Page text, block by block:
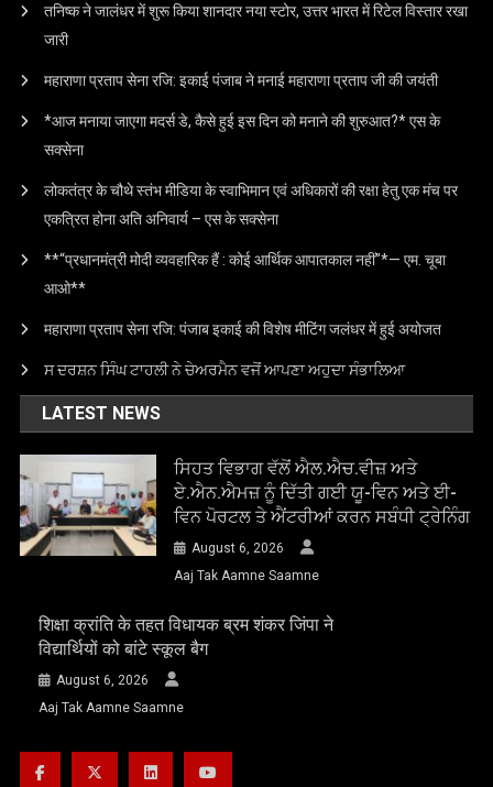
तनिष्क ने जालंधर में शुरू किया शानदार नया स्टोर, उत्तर भारत में रिटेल विस्तार रखा
जारी
महाराणा प्रताप सेना रजि: इकाई पंजाब ने मनाई महाराणा प्रताप जी की जयंती
*आज मनाया जाएगा मदर्स डे, कैसे हुई इस दिन को मनाने की शुरुआत?* एस के
सक्सेना
लोकतंत्र के चौथे स्तंभ मीडिया के स्वाभिमान एवं अधिकारों की रक्षा हेतु एक मंच पर
एकत्रित होना अति अनिवार्य – एस के सक्सेना
**“प्रधानमंत्री मोदी व्यवहारिक हैं : कोई आर्थिक आपातकाल नहीं”*— एम. चूबा
आओ**
महाराणा प्रताप सेना रजि: पंजाब इकाई की विशेष मीटिंग जलंधर में हुई अयोजत
ਸ ਦਰਸ਼ਨ ਸਿੰਘ ਟਾਹਲੀ ਨੇ ਚੇਅਰਮੈਨ ਵਜੋਂ ਆਪਣਾ ਅਹੁਦਾ ਸੰਭਾਲਿਆ
LATEST NEWS
ਸਿਹਤ ਵਿਭਾਗ ਵੱਲੋਂ ਐਲ.ਐਚ.ਵੀਜ਼ ਅਤੇ
ਏ.ਐਨ.ਐਮਜ਼ ਨੂੰ ਦਿੱਤੀ ਗਈ ਯੂ-ਵਿਨ ਅਤੇ ਈ-
ਵਿਨ ਪੋਰਟਲ ਤੇ ਐਂਟਰੀਆਂ ਕਰਨ ਸਬੰਧੀ ਟ੍ਰੇਨਿੰਗ
August 6, 2026
Aaj Tak Aamne Saamne
शिक्षा क्रांति के तहत विधायक ब्रम शंकर जिंपा ने
विद्यार्थियों को बांटे स्कूल बैग
August 6, 2026
Aaj Tak Aamne Saamne